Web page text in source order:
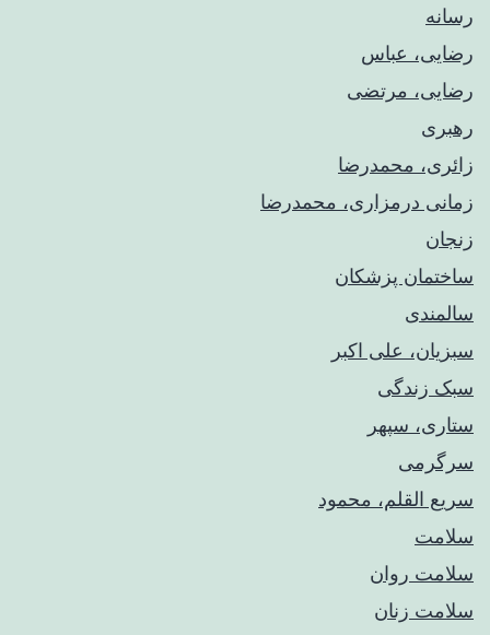
رسانه
رضایی، عباس
رضایی، مرتضی
رهبری
زائری، محمدرضا
زمانی درمزاری، محمدرضا
زنجان
ساختمان پزشکان
سالمندی
سبزیان، علی اکبر
سبک زندگی
ستاری، سپهر
سرگرمی
سریع القلم، محمود
سلامت
سلامت روان
سلامت زنان